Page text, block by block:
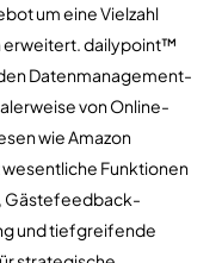
um eine Vielzahl
erweitert. dailypoint™
Datenmanagement-
von Online-
wie Amazon
Funktionen
Gästefeedback-
und tiefgreifende